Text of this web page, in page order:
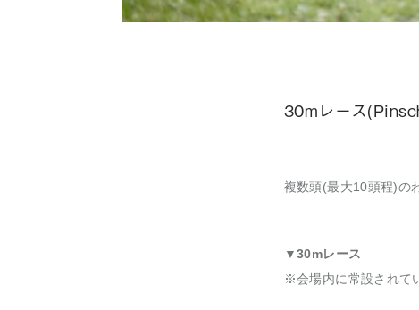
30mレース
複数頭(最大10頭程)の
▼30mレース
※会場内に常設されて